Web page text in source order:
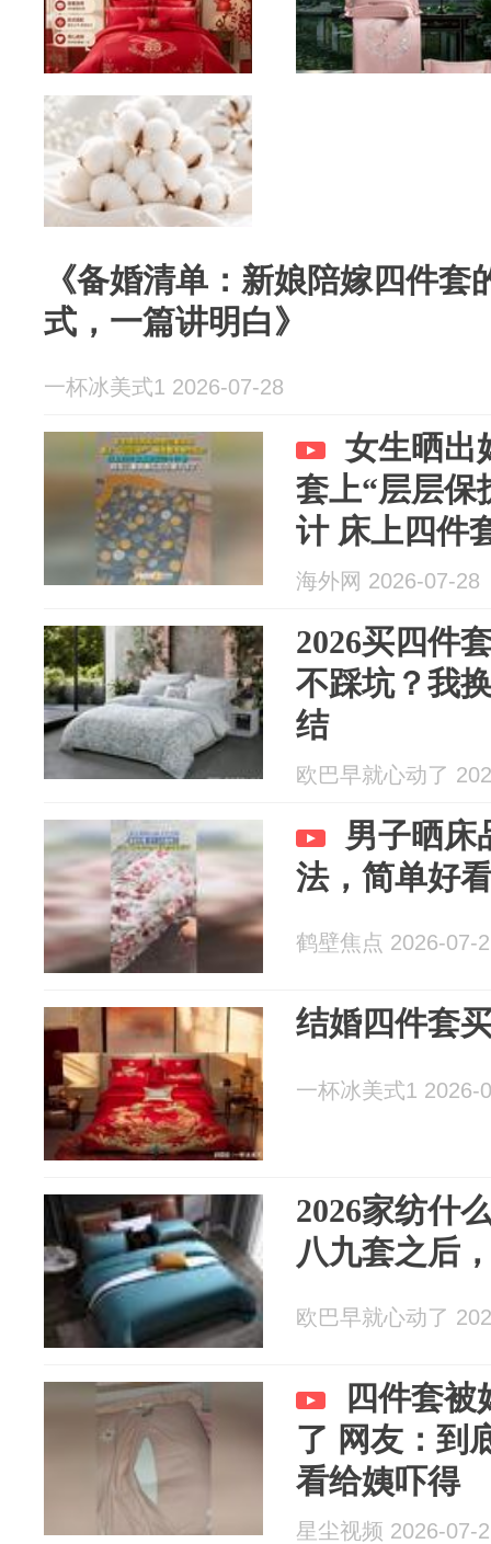
《备婚清单：新娘陪嫁四件套
式，一篇讲明白》
一杯冰美式1 2026-07-28
女生晒出
套上“层层保
计 床上四件
套……网友：
海外网 2026-07-28
2026买四件
不踩坑？我
结
欧巴早就心动了
男子晒床
法，简单好
鹤壁焦点 2026-07-
结婚四件套
一杯冰美式1 2026-
2026家纺什
八九套之后
欧巴早就心动了
四件套
了 网友：到
看给姨吓得
星尘视频 2026-07-